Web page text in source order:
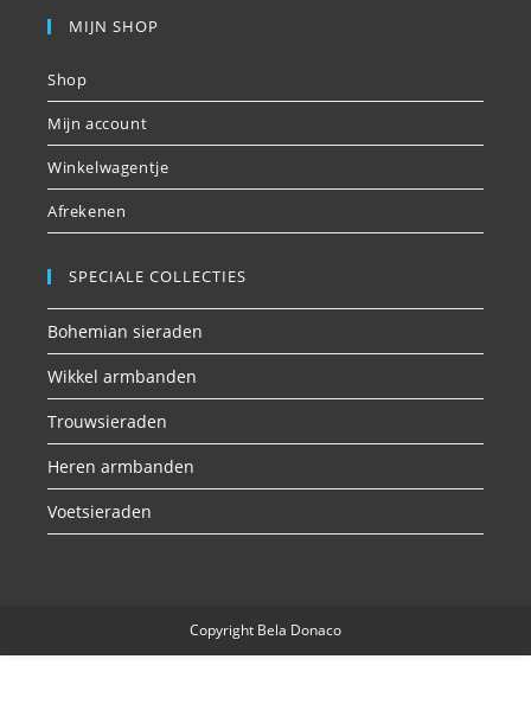
MIJN SHOP
Shop
Mijn account
Winkelwagentje
Afrekenen
SPECIALE COLLECTIES
Bohemian sieraden
Wikkel armbanden
Trouwsieraden
Heren armbanden
Voetsieraden
Copyright Bela Donaco